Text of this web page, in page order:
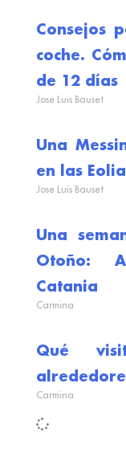
Consejos
coche.
de 12 días
Jose Luis Bauset
Una
en las
Jose Luis Bauset
Una
Otoño:
Catania
Carmina
Qué
Carmina